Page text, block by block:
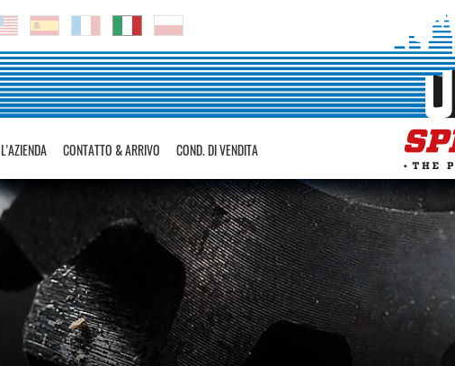
L'AZIENDA CONTATTO & ARRIVO COND. DI VENDITA